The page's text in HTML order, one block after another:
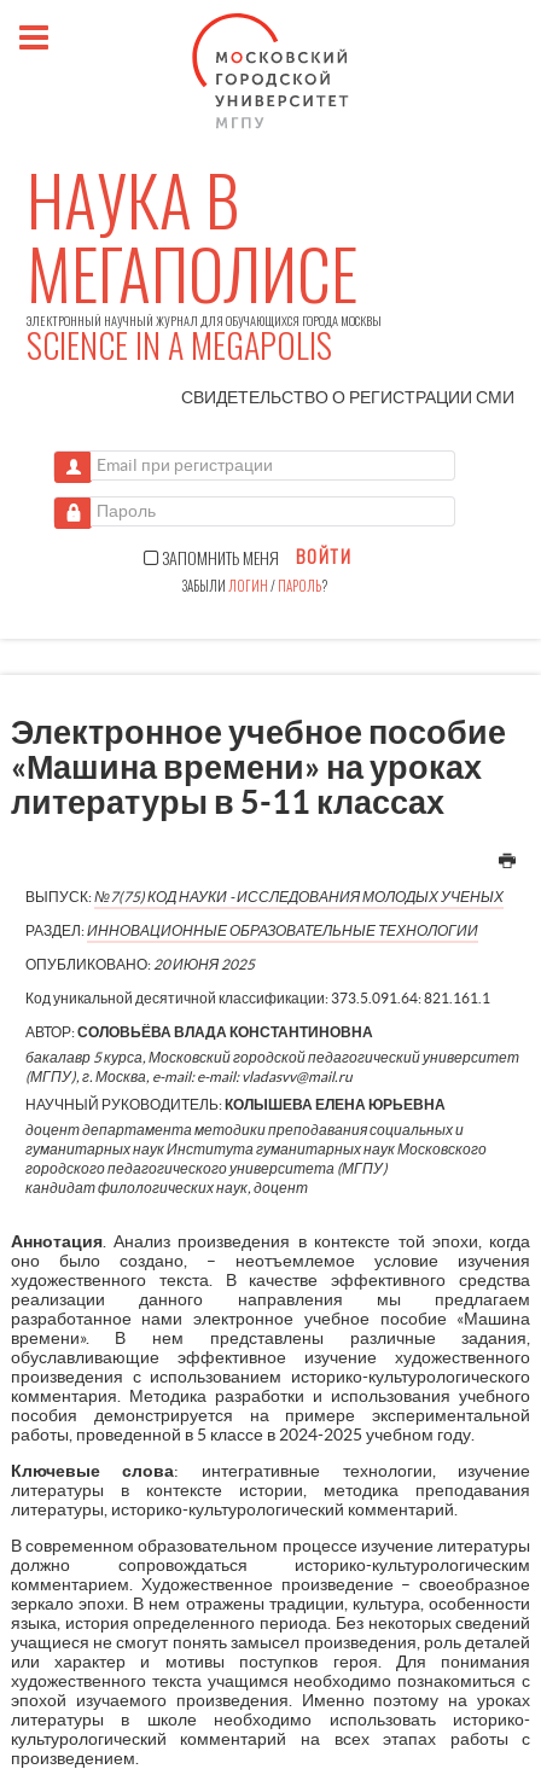
НАУКА В
МЕГАПОЛИСЕ
ЭЛЕКТРОННЫЙ НАУЧНЫЙ ЖУРНАЛ ДЛЯ ОБУЧАЮЩИХСЯ ГОРОДА МОСКВЫ
SCIENCE IN A MEGAPOLIS
СВИДЕТЕЛЬСТВО О РЕГИСТРАЦИИСМИ
Email при регистрации
Пароль
ЗАПОМНИТЬ МЕНЯ ВОЙТИ
ЗАБЫЛИ ЛОГИН/ПАРОЛЬ?
Электронное учебное пособие
«Машина времени» на уроках
литературы в 5-11 классах
ВЫПУСК:№7(75) КОД НАУКИ - ИССЛЕДОВАНИЯ МОЛОДЫХ УЧЕНЫХ
РАЗДЕЛ:ИННОВАЦИОННЫЕ ОБРАЗОВАТЕЛЬНЫЕ ТЕХНОЛОГИИ
ОПУБЛИКОВАНО: 20 ИЮНЯ 2025
Код уникальной десятичной классификации: 373.5.091.64: 821.161.1
АВТОР:СОЛОВЬЁВА ВЛАДА КОНСТАНТИНОВНА
бакалавр 5 курса, Московский городской педагогический университет
(МГПУ), г. Москва, e-mail: e-mail: vladasvv@mail.ru
НАУЧНЫЙ РУКОВОДИТЕЛЬ:КОЛЫШЕВА ЕЛЕНА ЮРЬЕВНА
доцент департамента методики преподавания социальных и
гуманитарных наук Института гуманитарных наук Московского
городского педагогического университета (МГПУ)
кандидат филологических наук, доцент
Аннотация. Анализ произведения в контексте той эпохи, когда
оно было создано, – неотъемлемое условие изучения
художественного текста. В качестве эффективного средства
реализации данного направления мы предлагаем
разработанное нами электронное учебное пособие «Машина
времени». В нем представлены различные задания,
обуславливающие эффективное изучение художественного
произведения с использованием историко-культурологического
комментария. Методика разработки и использования учебного
пособия демонстрируется на примере экспериментальной
работы, проведенной в 5 классе в 2024-2025 учебном году.
Ключевые слова: интегративные технологии, изучение
литературы в контексте истории, методика преподавания
литературы, историко-культурологический комментарий.
В современном образовательном процессе изучение литературы
должно сопровождаться историко-культурологическим
комментарием. Художественное произведение – своеобразное
зеркало эпохи. В нем отражены традиции, культура, особенности
языка, история определенного периода. Без некоторых сведений
учащиеся не смогут понять замысел произведения, роль деталей
или характер и мотивы поступков героя. Для понимания
художественного текста учащимся необходимо познакомиться с
эпохой изучаемого произведения. Именно поэтому на уроках
литературы в школе необходимо использовать историко-
культурологический комментарий на всех этапах работы с
произведением.